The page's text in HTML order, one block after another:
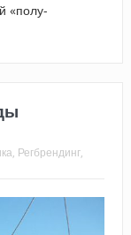
«полу-
Регбрендинг,